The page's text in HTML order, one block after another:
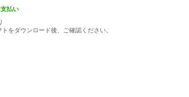
払い
をダウンロード後、ご確認ください。